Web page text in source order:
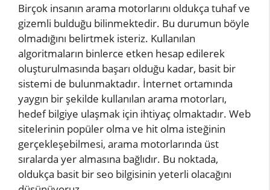
Birçok insanın arama motorlarını oldukça tuhaf ve
gizemli bulduğu bilinmektedir. Bu durumun böyle
olmadığını belirtmek isteriz. Kullanılan
algoritmaların binlerce etken hesap edilerek
oluşturulmasında başarı olduğu kadar, basit bir
sistemi de bulunmaktadır. İnternet ortamında
yaygın bir şekilde kullanılan arama motorları,
hedef bilgiye ulaşmak için ihtiyaç olmaktadır. Web
sitelerinin popüler olma ve hit olma isteğinin
gerçekleşebilmesi, arama motorlarında üst
sıralarda yer almasına bağlıdır. Bu noktada,
oldukça basit bir seo bilgisinin yeterli olacağını